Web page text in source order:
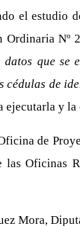
el
Nº
que
cédulas de
y
de
las Oficinas
Mora,